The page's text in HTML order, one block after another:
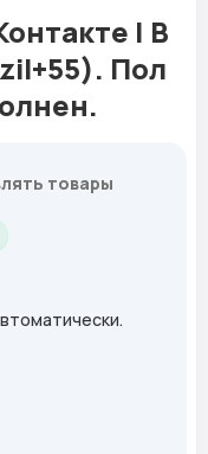
| В
Пол
товары